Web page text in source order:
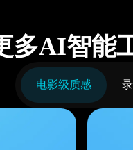
多AI智能
电影级质感